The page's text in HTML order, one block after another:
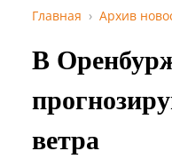
Главная Архив
В
ветра